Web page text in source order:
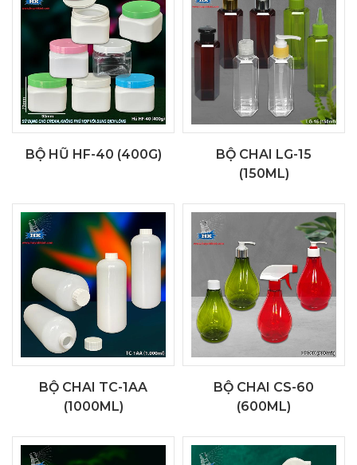
BỘ HŨ HF-40 (400G)
BỘ CHAI LG-15
(150ML)
BỘ CHAI TC-1AA
(1000ML)
BỘ CHAI CS-60
(600ML)